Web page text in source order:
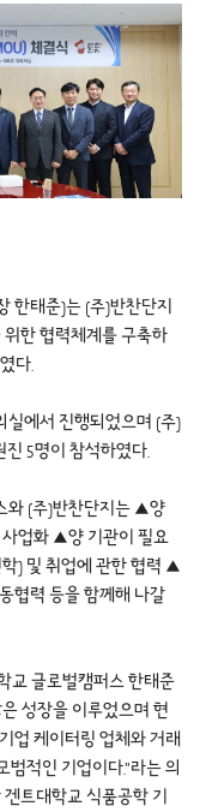
한태준)는 (주)반찬단지
한 협력체계를 구축하
다.
에서 진행되었으며 (주)
5명이 참석하였다.
와 (주)반찬단지는 ▲양
사업화 ▲양 기관이 필요
) 및 취업에 관한 협력 ▲
협력 등을 함께해 나갈
교 글로벌캠퍼스 한태준
성장을 이루었으며 현
업 케이터링 업체와 거래
적인 기업이다.”라는 의
트대학교 식품공학 기